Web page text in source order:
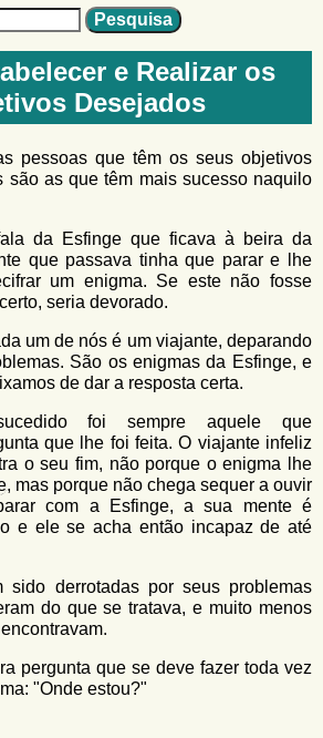
e Realizar os
Desejados
pessoas que têm os seus objetivos
são as que têm mais sucesso naquilo
da Esfinge que ficava à beira da
que passava tinha que parar e lhe
um enigma. Se este não fosse
seria devorado.
um de nós é um viajante, deparando
São os enigmas da Esfinge, e
de dar a resposta certa.
foi sempre aquele que
que lhe foi feita. O viajante infeliz
o seu fim, não porque o enigma lhe
, mas porque não chega sequer a ouvir
com a Esfinge, a sua mente é
e ele se acha então incapaz de até
sido derrotadas por seus problemas
do que se tratava, e muito menos
pergunta que se deve fazer toda vez
"Onde estou?"